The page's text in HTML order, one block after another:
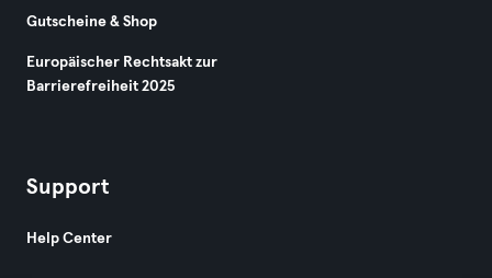
Gutscheine & Shop
Europäischer Rechtsakt zur
Barrierefreiheit 2025
Support
Help Center